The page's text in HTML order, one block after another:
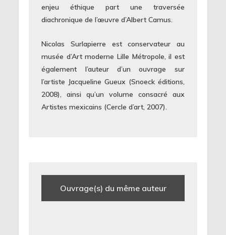
enjeu éthique part une traversée
diachronique de l’œuvre d’Albert Camus.
Nicolas Surlapierre est conservateur au
musée d’Art moderne Lille Métropole, il est
également l’auteur d’un ouvrage sur
l’artiste Jacqueline Gueux (Snoeck éditions,
2008), ainsi qu’un volume consacré aux
Artistes mexicains (Cercle d’art, 2007).
Ouvrage(s) du même auteur